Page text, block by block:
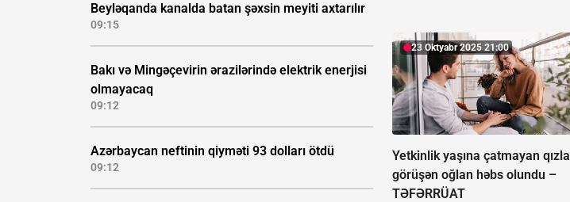
Beyləqanda kanalda batan şəxsin meyiti axtarılır
09:15
Bakı və Mingəçevirin ərazilərində elektrik enerjisi
olmayacaq
09:12
Azərbaycan neftinin qiyməti 93 dolları ötdü
09:12
23 Oktyabr 2025 21:00
Yetkinlik yaşına çatmayan qızla
görüşən oğlan həbs olundu –
TƏFƏRRÜAT